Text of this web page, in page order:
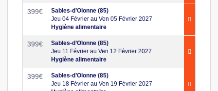
399€
Sables-d’Olonne (85)
Jeu 04 Février au Ven 05 Février 2027
Hygiène alimentaire
399€
Sables-d’Olonne (85)
Jeu 11 Février au Ven 12 Février 2027
Hygiène alimentaire
399€
Sables-d’Olonne (85)
Jeu 18 Février au Ven 19 Février 2027